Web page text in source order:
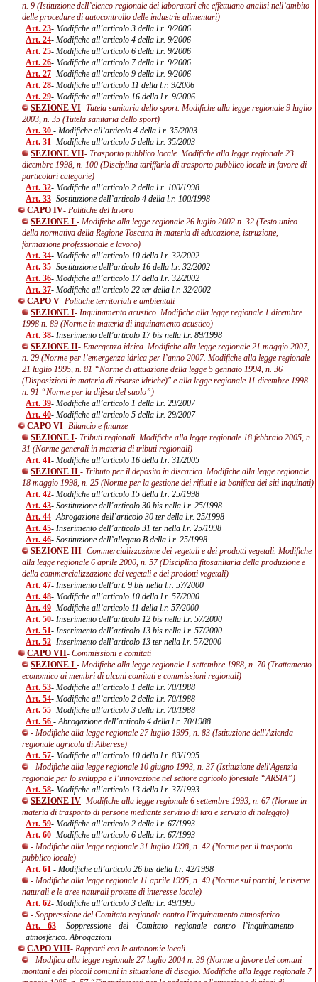
n. 9 (Istituzione dell’elenco regionale dei laboratori che effettuano analisi nell’ambito
delle procedure di autocontrollo delle industrie alimentari)
Art. 23- Modifiche all’articolo 3 della l.r. 9/2006
Art. 24- Modifiche all’articolo 4 della l.r. 9/2006
Art. 25- Modifiche all’articolo 6 della l.r. 9/2006
Art. 26- Modifiche all’articolo 7 della l.r. 9/2006
Art. 27- Modifiche all’articolo 9 della l.r. 9/2006
Art. 28- Modifiche all’articolo 11 della l.r. 9/2006
Art. 29- Modifiche all’articolo 16 della l.r. 9/2006
SEZIONE VI- Tutela sanitaria dello sport. Modifiche alla legge regionale 9 luglio
2003, n. 35 (Tutela sanitaria dello sport)
Art. 30 - Modifiche all’articolo 4 della l.r. 35/2003
Art. 31- Modifiche all’articolo 5 della l.r. 35/2003
SEZIONE VII- Trasporto pubblico locale. Modifiche alla legge regionale 23
dicembre 1998, n. 100 (Disciplina tariffaria di trasporto pubblico locale in favore di
particolari categorie)
Art. 32- Modifiche all’articolo 2 della l.r. 100/1998
Art. 33- Sostituzione dell’articolo 4 della l.r. 100/1998
CAPO IV- Politiche del lavoro
SEZIONE I - Modifiche alla legge regionale 26 luglio 2002 n. 32 (Testo unico
della normativa della Regione Toscana in materia di educazione, istruzione,
formazione professionale e lavoro)
Art. 34- Modifiche all’articolo 10 della l.r. 32/2002
Art. 35- Sostituzione dell’articolo 16 della l.r. 32/2002
Art. 36- Modifiche all’articolo 17 della l.r. 32/2002
Art. 37- Modifiche all’articolo 22 ter della l.r. 32/2002
CAPO V- Politiche territoriali e ambientali
SEZIONE I- Inquinamento acustico. Modifiche alla legge regionale 1 dicembre
1998 n. 89 (Norme in materia di inquinamento acustico)
Art. 38- Inserimento dell’articolo 17 bis nella l.r. 89/1998
SEZIONE II- Emergenza idrica. Modifiche alla legge regionale 21 maggio 2007,
n. 29 (Norme per l’emergenza idrica per l’anno 2007. Modifiche alla legge regionale
21 luglio 1995, n. 81 “Norme di attuazione della legge 5 gennaio 1994, n. 36
(Disposizioni in materia di risorse idriche)" e alla legge regionale 11 dicembre 1998
n. 91 “Norme per la difesa del suolo”)
Art. 39- Modifiche all’articolo 1 della l.r. 29/2007
Art. 40- Modifiche all’articolo 5 della l.r. 29/2007
CAPO VI- Bilancio e finanze
SEZIONE I- Tributi regionali. Modifiche alla legge regionale 18 febbraio 2005, n.
31 (Norme generali in materia di tributi regionali)
Art. 41- Modifiche all’articolo 16 della l.r. 31/2005
SEZIONE II - Tributo per il deposito in discarica. Modifiche alla legge regionale
18 maggio 1998, n. 25 (Norme per la gestione dei rifiuti e la bonifica dei siti inquinati)
Art. 42- Modifiche all’articolo 15 della l.r. 25/1998
Art. 43- Sostituzione dell’articolo 30 bis nella l.r. 25/1998
Art. 44- Abrogazione dell’articolo 30 ter della l.r. 25/1998
Art. 45- Inserimento dell’articolo 31 ter nella l.r. 25/1998
Art. 46- Sostituzione dell’allegato B della l.r. 25/1998
SEZIONE III- Commercializzazione dei vegetali e dei prodotti vegetali. Modifiche
alla legge regionale 6 aprile 2000, n. 57 (Disciplina fitosanitaria della produzione e
della commercializzazione dei vegetali e dei prodotti vegetali)
Art. 47- Inserimento dell’art. 9 bis nella l.r. 57/2000
Art. 48- Modifiche all’articolo 10 della l.r. 57/2000
Art. 49- Modifiche all’articolo 11 della l.r. 57/2000
Art. 50- Inserimento dell’articolo 12 bis nella l.r. 57/2000
Art. 51- Inserimento dell’articolo 13 bis nella l.r. 57/2000
Art. 52- Inserimento dell’articolo 13 ter nella l.r. 57/2000
CAPO VII- Commissioni e comitati
SEZIONE I - Modifiche alla legge regionale 1 settembre 1988, n. 70 (Trattamento
economico ai membri di alcuni comitati e commissioni regionali)
Art. 53- Modifiche all’articolo 1 della l.r. 70/1988
Art. 54- Modifiche all’articolo 2 della l.r. 70/1988
Art. 55- Modifiche all’articolo 3 della l.r. 70/1988
Art. 56 - Abrogazione dell’articolo 4 della l.r. 70/1988
- Modifiche alla legge regionale 27 luglio 1995, n. 83 (Istituzione dell'Azienda
regionale agricola di Alberese)
Art. 57- Modifiche all’articolo 10 della l.r. 83/1995
- Modifiche alla legge regionale 10 giugno 1993, n. 37 (Istituzione dell'Agenzia
regionale per lo sviluppo e l’innovazione nel settore agricolo forestale “ARSIA”)
Art. 58- Modifiche all’articolo 13 della l.r. 37/1993
SEZIONE IV- Modifiche alla legge regionale 6 settembre 1993, n. 67 (Norme in
materia di trasporto di persone mediante servizio di taxi e servizio di noleggio)
Art. 59- Modifiche all’articolo 2 della l.r. 67/1993
Art. 60- Modifiche all’articolo 6 della l.r. 67/1993
- Modifiche alla legge regionale 31 luglio 1998, n. 42 (Norme per il trasporto
pubblico locale)
Art. 61 - Modifiche all’articolo 26 bis della l.r. 42/1998
- Modifiche alla legge regionale 11 aprile 1995, n. 49 (Norme sui parchi, le riserve
naturali e le aree naturali protette di interesse locale)
Art. 62- Modifiche all’articolo 3 della l.r. 49/1995
- Soppressione del Comitato regionale contro l’inquinamento atmosferico
Art. 63- Soppressione del Comitato regionale contro l’inquinamento
atmosferico. Abrogazioni
CAPO VIII- Rapporti con le autonomie locali
- Modifica alla legge regionale 27 luglio 2004 n. 39 (Norme a favore dei comuni
montani e dei piccoli comuni in situazione di disagio. Modifiche alla legge regionale 7